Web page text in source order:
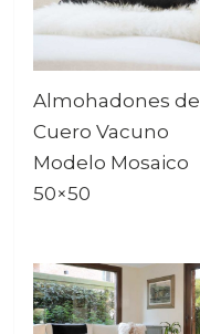
Almohadones de
Cuero Vacuno
Modelo Mosaico
50×50